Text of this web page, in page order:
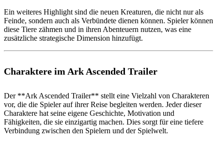
Ein weiteres Highlight sind die neuen Kreaturen, die nicht nur als
Feinde, sondern auch als Verbündete dienen können. Spieler können
diese Tiere zähmen und in ihren Abenteuern nutzen, was eine
zusätzliche strategische Dimension hinzufügt.
Charaktere im Ark Ascended Trailer
Der **Ark Ascended Trailer** stellt eine Vielzahl von Charakteren
vor, die die Spieler auf ihrer Reise begleiten werden. Jeder dieser
Charaktere hat seine eigene Geschichte, Motivation und
Fähigkeiten, die sie einzigartig machen. Dies sorgt für eine tiefere
Verbindung zwischen den Spielern und der Spielwelt.